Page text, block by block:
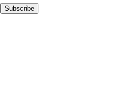
Subscribe